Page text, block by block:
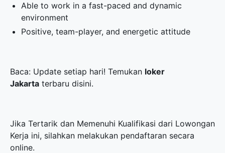
Able to work in a fast-paced and dynamic
environment
Positive, team-player, and energetic attitude
Baca: Update setiap hari! Temukan loker
Jakarta terbaru disini.
Jika Tertarik dan Memenuhi Kualifikasi dari Lowongan
Kerja ini, silahkan melakukan pendaftaran secara
online.